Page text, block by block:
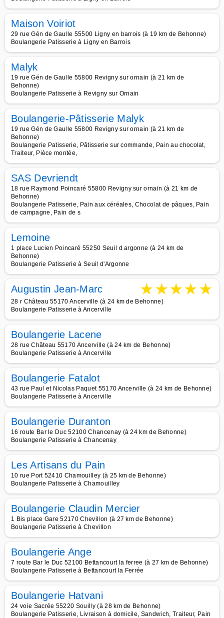
Maison Voiriot
29 rue Gén de Gaulle 55500 Ligny en barrois (à 19 km de Behonne)
Boulangerie Patisserie à Ligny en Barrois
Malyk
19 rue Gén de Gaulle 55800 Revigny sur ornain (à 21 km de
Behonne)
Boulangerie Patisserie à Revigny sur Ornain
Boulangerie-Pâtisserie Malyk
19 rue Gén de Gaulle 55800 Revigny sur ornain (à 21 km de
Behonne)
Boulangerie Patisserie, Pâtisserie sur commande, Pain au chocolat,
Traiteur, Pièce montée,
SAS Devriendt
18 rue Raymond Poincaré 55800 Revigny sur ornain (à 21 km de
Behonne)
Boulangerie Patisserie, Pain aux céréales, Chocolat de pâques, Pain
de campagne, Pain de s
Lemoine
1 place Lucien Poincaré 55250 Seuil d argonne (à 24 km de
Behonne)
Boulangerie Patisserie à Seuil d'Argonne
Augustin Jean-Marc ★★★★★
28 r Château 55170 Ancerville (à 24 km de Behonne)
Boulangerie Patisserie à Ancerville
Boulangerie Lacene
28 rue Château 55170 Ancerville (à 24 km de Behonne)
Boulangerie Patisserie à Ancerville
Boulangerie Fatalot
43 rue Paul et Nicolas Paquet 55170 Ancerville (à 24 km de Behonne)
Boulangerie Patisserie à Ancerville
Boulangerie Duranton
16 route Bar le Duc 52100 Chancenay (à 24 km de Behonne)
Boulangerie Patisserie à Chancenay
Les Artisans du Pain
10 rue Port 52410 Chamouilley (à 25 km de Behonne)
Boulangerie Patisserie à Chamouilley
Boulangerie Claudin Mercier
1 Bis place Gare 52170 Chevillon (à 27 km de Behonne)
Boulangerie Patisserie à Chevillon
Boulangerie Ange
7 route Bar le Duc 52100 Bettancourt la ferree (à 27 km de Behonne)
Boulangerie Patisserie à Bettancourt la Ferrée
Boulangerie Hatvani
24 voie Sacrée 55220 Souilly (à 28 km de Behonne)
Boulangerie Patisserie, Livraison à domicile, Sandwich, Traiteur, Pain